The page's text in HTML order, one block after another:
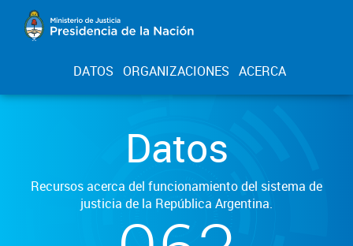
DATOS ORGANIZACIONES ACERCA
Datos
Recursos acerca del funcionamiento del sistema de
justicia de la República Argentina.